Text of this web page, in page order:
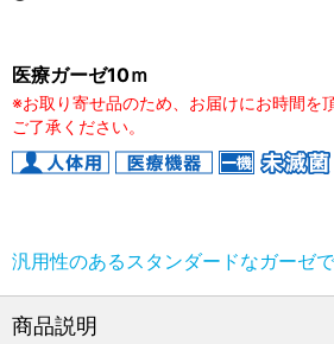
医療ガーゼ10ｍ
※お取り寄せ品のため、お届けにお時間を
ご了承ください。
汎用性のあるスタンダードなガーゼで
商品説明